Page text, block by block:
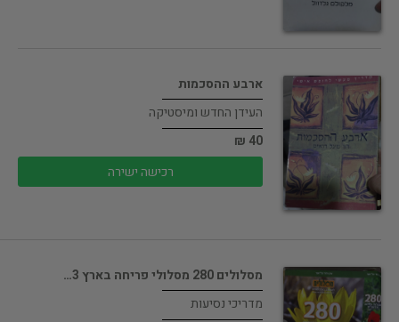
ארבע ההסכמות
העידן החדש ומיסטיקה
40 ₪
רכישה ישירה
מסלולים 280 מסלולי פריחה בארץ 3…
מדריכי נסיעות